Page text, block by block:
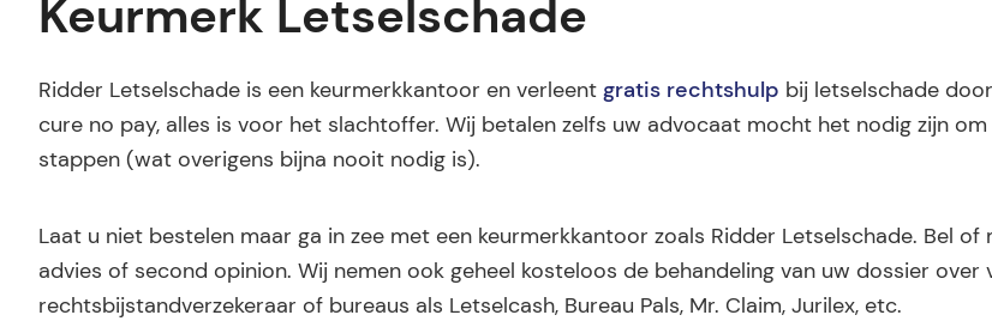
Keurmerk Letselschade
Ridder Letselschade is een keurmerkkantoor en verleent gratis rechtshulp bij letselschade
cure no pay, alles is voor het slachtoffer. Wij betalen zelfs uw advocaat mocht het nodig zijn
stappen (wat overigens bijna nooit nodig is).
Laat u niet bestelen maar ga in zee met een keurmerkkantoor zoals Ridder Letselschade. Bel of
advies of second opinion. Wij nemen ook geheel kosteloos de behandeling van uw dossier over
rechtsbijstandverzekeraar of bureaus als Letselcash, Bureau Pals, Mr. Claim, Jurilex, etc.